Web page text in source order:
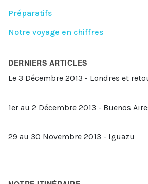
Préparatifs
Notre voyage en chiffres
DERNIERS ARTICLES
Le 3 Décembre 2013 - Londres et
1er au 2 Décembre 2013 - Buenos
29 au 30 Novembre 2013 - Iguazu